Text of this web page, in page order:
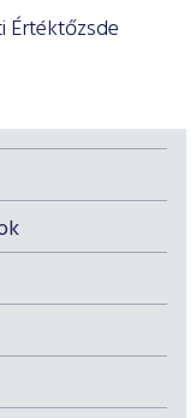
Értéktőzsde